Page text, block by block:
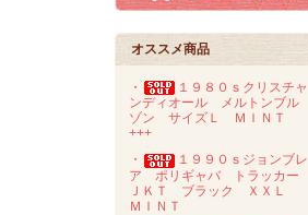
オススメ商品
・
１９８０ｓクリスチャ
ンディオール メルトンブル
ゾン サイズＬ ＭＩＮＴ
+++
・
１９９０ｓジョンブレ
ア ポリギャバ トラッカー
ＪＫＴ ブラック ＸＸＬ
ＭＩＮＴ